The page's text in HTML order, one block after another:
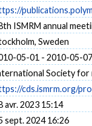
ISMRM annual
Sweden
05-01 - 2010-05-07
Society for
cds.ismrm.org/
avr. 2023 15:14
sept. 2024 16:26